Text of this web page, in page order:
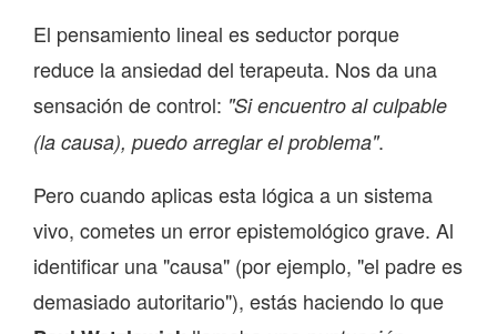
El pensamiento lineal es seductor porque
reduce la ansiedad del terapeuta. Nos da una
sensación de control: "Si encuentro al culpable
(la causa), puedo arreglar el problema".
Pero cuando aplicas esta lógica a un sistema
vivo, cometes un error epistemológico grave. Al
identificar una "causa" (por ejemplo, "el padre es
demasiado autoritario"), estás haciendo lo que